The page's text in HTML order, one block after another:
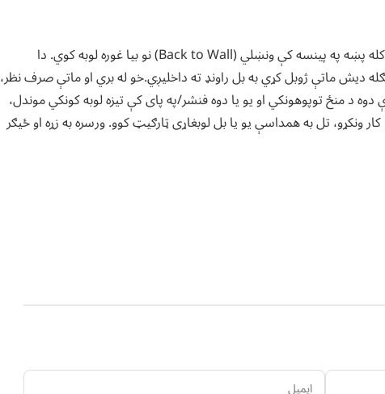
که د رب رضا وه، را روانه لوبه ګټو. زمونږ د لوبډلې چې کله پښه په پینسه کې ونښلي (Back to Wall) نو بیا غوره لوبه کوي. دا
دیش ماتې ژوبل کړي به بل راونډ ته داخلیږي.‌خو له بري‌ او ماتې صرف نظر،
دوه د منځ توپوهونکي او یو یا دوه فنشر/په پای کې تیزه لوبه کونکي موندل،
ونکړو، تل به همداسې یو یا بل لوبغاړی ټارګیټ کوو. ورسره به زړه او ځیګر
نوم ایمیل